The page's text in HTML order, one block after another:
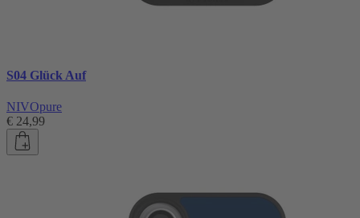
S04 Glück Auf
NIVOpure
€ 24,99